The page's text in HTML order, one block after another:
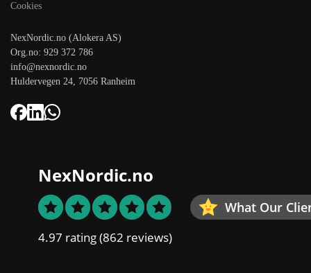
Cookies
NexNordic.no (Alokera AS)
Org.no: 929 372 786
info@nexnordic.no
Huldervegen 24, 7056 Ranheim
NexNordic.no
What Our
4.97 rating(862 reviews)